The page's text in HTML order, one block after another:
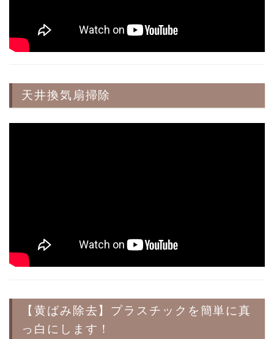
天井換気扇掃除
【黄ばみ除去】プラスチックを簡単に真
っ白にします！